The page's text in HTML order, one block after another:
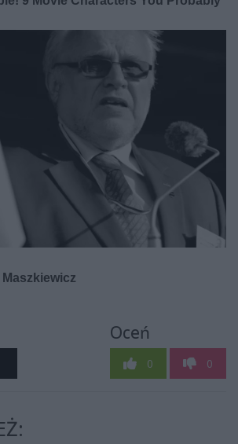
Oceń
0 0